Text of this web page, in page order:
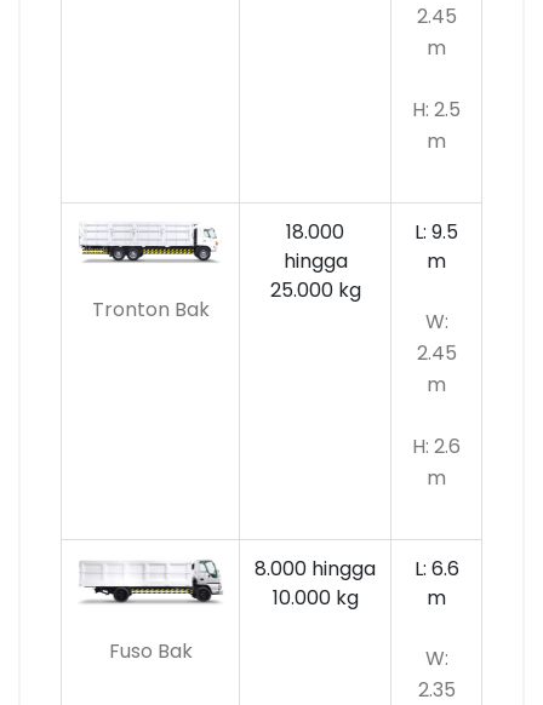
2.45
m
H: 2.5
m
Tronton Bak
18.000
hingga
25.000 kg
L: 9.5
m
W:
2.45
m
H: 2.6
m
Fuso Bak
8.000 hingga
10.000kg
L: 6.6
m
W:
2.35